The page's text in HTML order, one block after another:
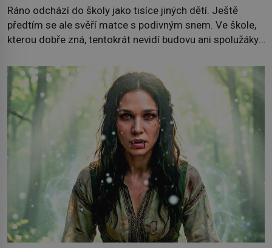
Ráno odchází do školy jako tisíce jiných dětí. Ještě
předtím se ale svěří matce s podivným snem. Ve škole,
kterou dobře zná, tentokrát nevidí budovu ani spolužáky.
později je mrtvá. Mohla devítiletá Zahlédla vlastní
osud? Dne 21. října 1966 se velšská vesnice Aberfan […]